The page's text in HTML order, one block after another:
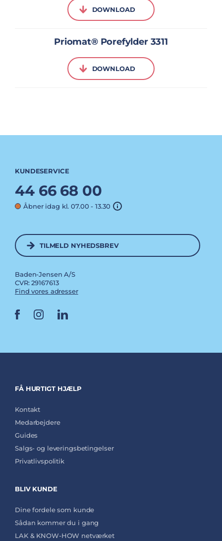
DOWNLOAD
Priomat® Porefylder 3311
DOWNLOAD
KUNDESERVICE
44 66 68 00
Åbner idag kl. 07.00 - 13.30
TILMELD NYHEDSBREV
Baden-Jensen A/S
CVR: 29167613
Find vores adresser
FÅ HURTIGT HJÆLP
Kontakt
Medarbejdere
Guides
Salgs- og leveringsbetingelser
Privatlivspolitik
BLIV KUNDE
Dine fordele som kunde
Sådan kommer du i gang
LAK & KNOW-HOW netværket